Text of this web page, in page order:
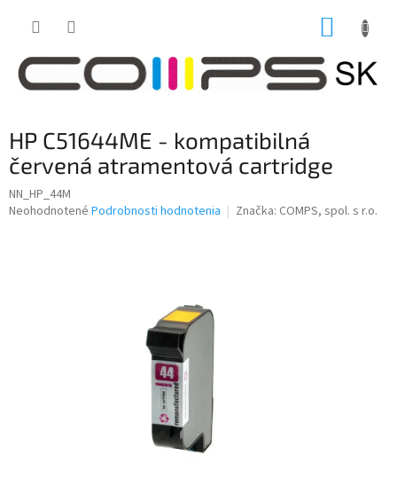
HP C51644ME - kompatibilná
červená atramentová cartridge
NN_HP_44M
Priemerné
Neohodnotené Podrobnosti hodnotenia Značka: COMPS, spol. s r.o.